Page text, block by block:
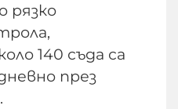
рязко
140 съда са
през